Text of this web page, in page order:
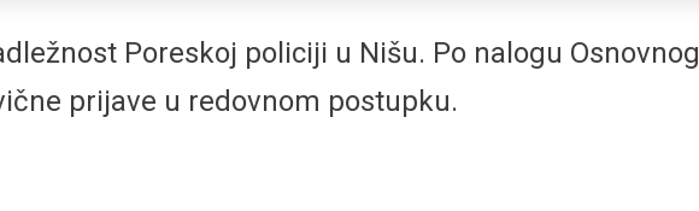
Poreskoj policiji u Nišu. Po nalogu
prijave u redovnom postupku.